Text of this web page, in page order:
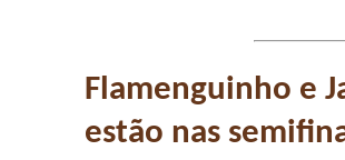
Flamenguinho e
estão nas